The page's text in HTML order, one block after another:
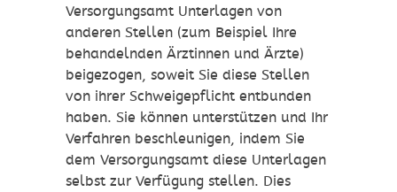
Versorgungsamt Unterlagen von
anderen Stellen (zum Beispiel Ihre
behandelnden Ärztinnen und Ärzte)
beigezogen, soweit Sie diese Stellen
von ihrer Schweigepflicht entbunden
haben. Sie können unterstützen und Ihr
Verfahren beschleunigen, indem Sie
dem Versorgungsamt diese Unterlagen
selbst zur Verfügung stellen. Dies